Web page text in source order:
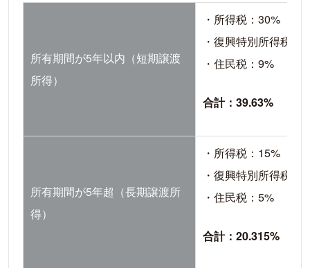
所有期間が5年以内（短期譲渡
所得）
・所得税：30%
・復興特別所得税：
・住民税：9%
合計：39.63%
所有期間が5年超（長期譲渡所
得）
・所得税：15%
・復興特別所得税：
・住民税：5%
合計：20.315%